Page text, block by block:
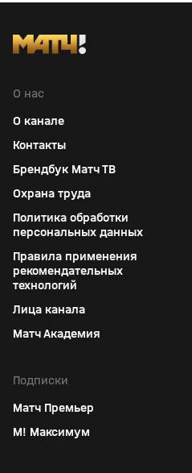
О нас
О канале
Контакты
Брендбук Матч ТВ
Охрана труда
Политика обработки
персональных данных
Правила применения
рекомендательных
технологий
Лица канала
Матч Академия
Подписки
Матч Премьер
М! Максимум